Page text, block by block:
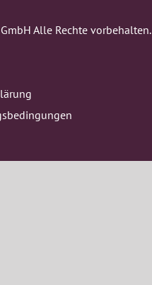
Alle Rechte vorbehalten.